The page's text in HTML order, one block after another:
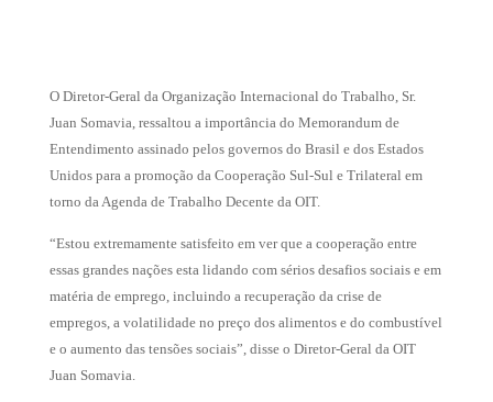
O Diretor-Geral da Organização Internacional do Trabalho, Sr.
Juan Somavia, ressaltou a importância do Memorandum de
Entendimento assinado pelos governos do Brasil e dos Estados
Unidos para a promoção da Cooperação Sul-Sul e Trilateral em
torno da Agenda de Trabalho Decente da OIT.
“Estou extremamente satisfeito em ver que a cooperação entre
essas grandes nações esta lidando com sérios desafios sociais e em
matéria de emprego, incluindo a recuperação da crise de
empregos, a volatilidade no preço dos alimentos e do combustível
e o aumento das tensões sociais”, disse o Diretor-Geral da OIT
Juan Somavia.